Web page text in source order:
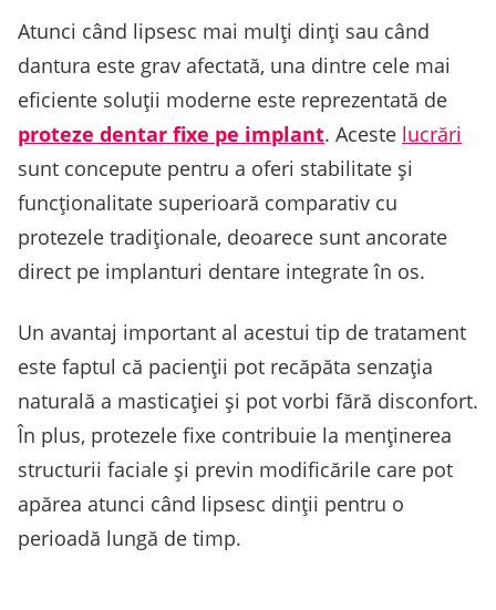
Atunci când lipsesc mai mulți dinți sau când
dantura este grav afectată, una dintre cele mai
eficiente soluții moderne este reprezentată de
proteze dentar fixe pe implant. Aceste lucrări
sunt concepute pentru a oferi stabilitate și
funcționalitate superioară comparativ cu
protezele tradiționale, deoarece sunt ancorate
direct pe implanturi dentare integrate în os.
Un avantaj important al acestui tip de tratament
este faptul că pacienții pot recăpăta senzația
naturală a masticației și pot vorbi fără disconfort.
În plus, protezele fixe contribuie la menținerea
structurii faciale și previn modificările care pot
apărea atunci când lipsesc dinții pentru o
perioadă lungă de timp.